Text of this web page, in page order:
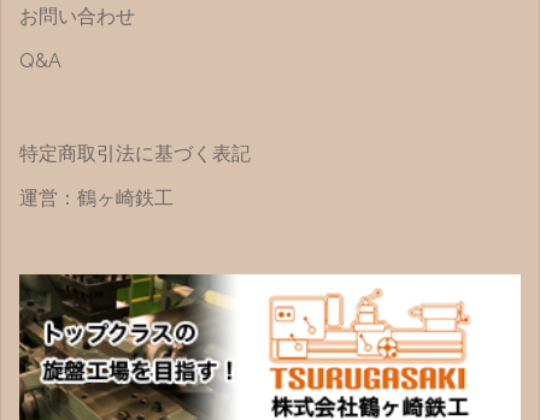
お問い合わせ
Q&A
特定商取引法に基づく表記
運営：鶴ヶ崎鉄工